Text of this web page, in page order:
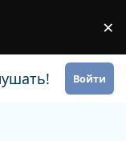
×
Войти